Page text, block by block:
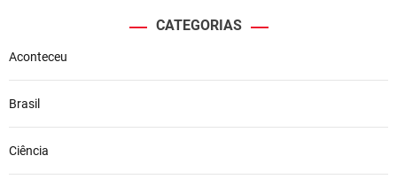
CATEGORIAS
Aconteceu
Brasil
Ciência